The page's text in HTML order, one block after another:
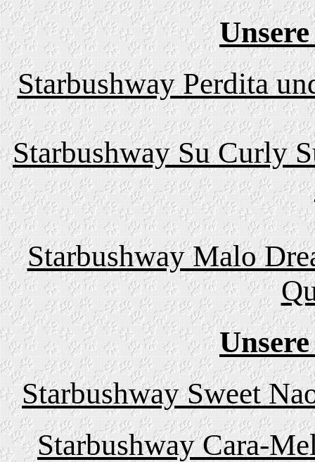
Starbushway Perdita
Starbushway Su Curly
Starbushway Malo
Starbushway Sweet
Starbushway Cara-